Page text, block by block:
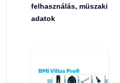
felhasználás, müszaki
adatok